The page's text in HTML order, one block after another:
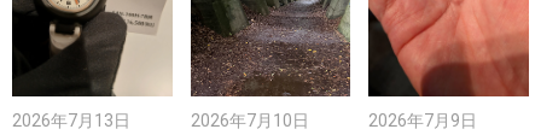
2026年7月13日 2026年7月10日 2026年7月9日